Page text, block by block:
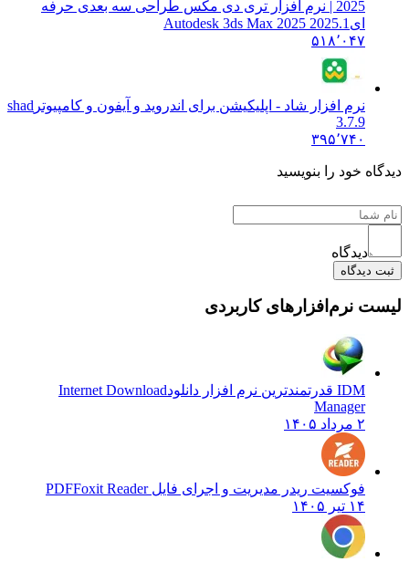
2025 | نرم افزار تری دی مکس طراحی سه بعدی حرفه
ای Autodesk 3ds Max 2025 2025.1
۵۱۸٬۰۴۷
نرم افزار شاد - اپلیکیشن برای اندروید و آیفون و کامپیوتر shad
3.7.9
۳۹۵٬۷۴۰
دیدگاه خود را بنویسید
دیدگاه
ثبت دیدگاه
لیست نرم‌افزارهای کاربردی
IDM قدرتمندترین نرم افزار دانلود
Internet Download
Manager
۲ مرداد ۱۴۰۵
فوکسیت ریدر مدیریت و اجرای فایل PDFFoxit Reader
۱۴ تیر ۱۴۰۵